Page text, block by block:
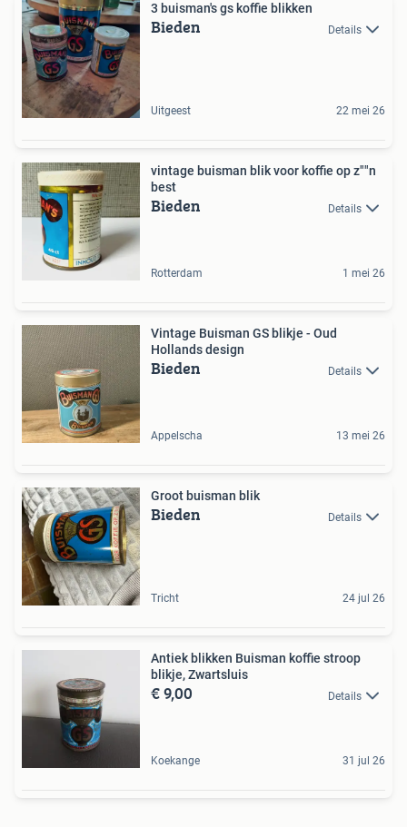
3 buisman's gs koffie blikken
Bieden Details
Uitgeest 22 mei 26
vintage buisman blik voor koffie op z""n
best
Bieden Details
Rotterdam 1 mei 26
Vintage Buisman GS blikje - Oud
Hollands design
Bieden Details
Appelscha 13 mei 26
Groot buisman blik
Bieden Details
Tricht 24 jul 26
Antiek blikken Buisman koffie stroop
blikje, Zwartsluis
€ 9,00 Details
Koekange 31 jul 26